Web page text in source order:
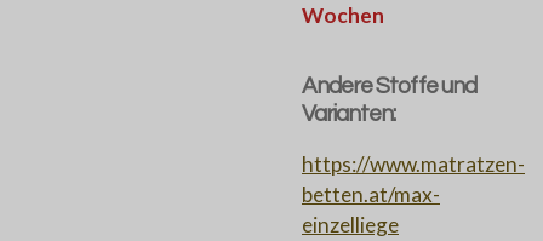
Wochen
Andere Stoffe und
Varianten:
https://www.matratzen-
betten.at/max-
einzelliege